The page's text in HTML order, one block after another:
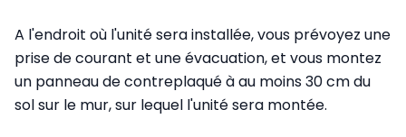
A l'endroit où l'unité sera installée, vous prévoyez une
prise de courant et une évacuation, et vous montez
un panneau de contreplaqué à au moins 30 cm du
sol sur le mur, sur lequel l'unité sera montée.